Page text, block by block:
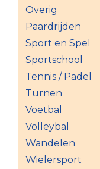
Overig
Paardrijden
Sport en Spel
Sportschool
Tennis / Padel
Turnen
Voetbal
Volleybal
Wandelen
Wielersport